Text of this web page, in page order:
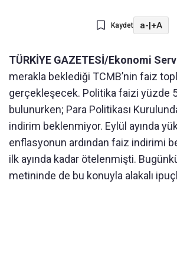
Kaydet a-|+A
TÜRKİYE GAZETESİ/Ekonomi
merakla beklediği TCMB’nin faiz
gerçekleşecek. Politika faizi yüzde
bulunurken; Para Politikası
indirim beklenmiyor. Eylül ayında
enflasyonun ardından faiz indirimi
ilk ayında kadar ötelenmişti.
metininde de bu konuyla alakalı